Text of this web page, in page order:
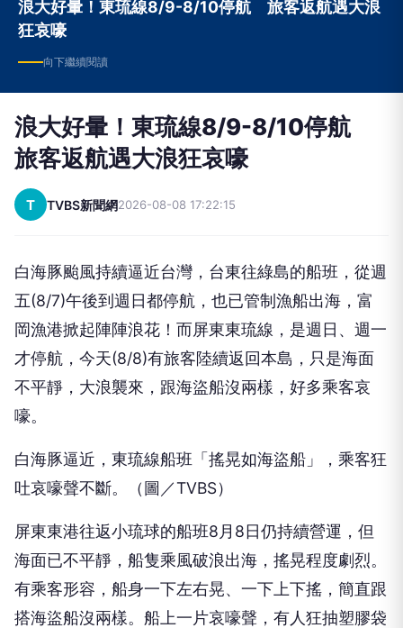
浪大好暈！東琉線8/9-8/10停航 旅客返航遇大浪
狂哀嚎
向下繼續閱讀
浪大好暈！東琉線8/9-8/10停航
旅客返航遇大浪狂哀嚎
T TVBS新聞網2026-08-08 17:22:15
白海豚颱風持續逼近台灣，台東往綠島的船班，從週
五(8/7)午後到週日都停航，也已管制漁船出海，富
岡漁港掀起陣陣浪花！而屏東東琉線，是週日、週一
才停航，今天(8/8)有旅客陸續返回本島，只是海面
不平靜，大浪襲來，跟海盜船沒兩樣，好多乘客哀
嚎。
白海豚逼近，東琉線船班「搖晃如海盜船」，乘客狂
吐哀嚎聲不斷。（圖／TVBS）
屏東東港往返小琉球的船班8月8日仍持續營運，但
海面已不平靜，船隻乘風破浪出海，搖晃程度劇烈。
有乘客形容，船身一下左右晃、一下上下搖，簡直跟
搭海盜船沒兩樣。船上一片哀嚎聲，有人狂抽塑膠袋